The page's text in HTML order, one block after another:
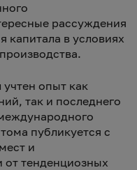
рассуждения
капитала в условиях
опыт как
так и последнего
публикуется с
и
тенденциозных